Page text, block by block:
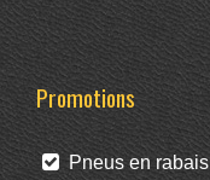
Promotions
Pneus en rabais